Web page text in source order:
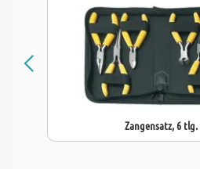
Zangensatz, 6 tlg.